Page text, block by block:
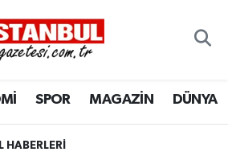
SPOR MAGAZİN DÜNYA
HABERLERI